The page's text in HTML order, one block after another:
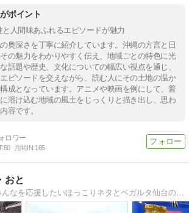
ポイント
と人間味あふれるエピソードが魅力
奥深さを丁寧に紹介しています。沖縄の方言と日
の魅力をわかりやすく伝え、地域ごとの特色に光
話題や歴史、文化についての幅広い視点を通じ、
ピソードを交えながら、読む人にその土地の温か
成となっています。アニメや映画を例にして、普
溶け込む地域の風土をじっくりと描き出し、思わ
容です。
60 月間IN:165
おと
頑張っているみんなを応援したいほっこりネタとベガルタ仙台の応援ネタを中心に、読んだ人が今日も一日頑張れるようなサイトを目指しています